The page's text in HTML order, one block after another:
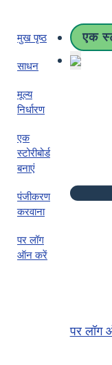
मुख पृष्ठ
साधन
मूल्य
निर्धारण
एक
स्टोरीबोर्ड
बनाएं
पंजीकरण
करवाना
पर लॉग
ऑन करें
एक
पर लॉग